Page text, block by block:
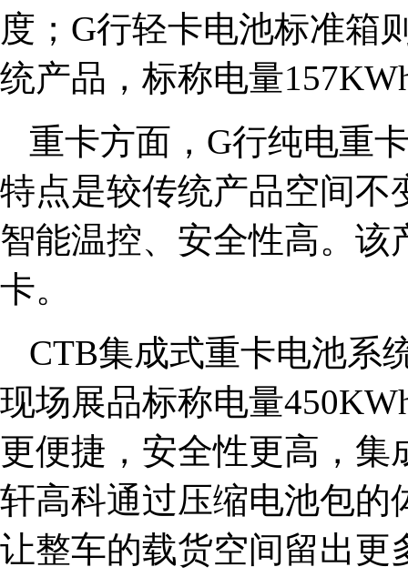
度；G行轻卡电池标准箱
统产品，标称电量
重卡方面，G行纯电重
特点是较传统产品空间不
智能温控、安全性高。该
卡。
CTB集成式重卡电池系
现场展品标称电量
更便捷，安全性更高，集
轩高科通过压缩电池包的
让整车的载货空间留出更